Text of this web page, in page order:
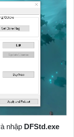
nhập DFStd.exe